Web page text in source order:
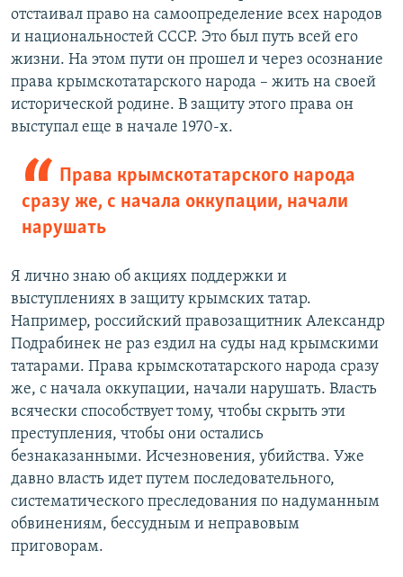
отстаивал право на самоопределение всех народов
и национальностей СССР. Это был путь всей его
жизни. На этом пути он прошел и через осознание
права крымскотатарского народа – жить на своей
исторической родине. В защиту этого права он
выступал еще в начале 1970-х.
Права крымскотатарского народа
сразу же, с начала оккупации, начали
нарушать
Я лично знаю об акциях поддержки и
выступлениях в защиту крымских татар.
Например, российский правозащитник Александр
Подрабинек не раз ездил на суды над крымскими
татарами. Права крымскотатарского народа сразу
же, с начала оккупации, начали нарушать. Власть
всячески способствует тому, чтобы скрыть эти
преступления, чтобы они остались
безнаказанными. Исчезновения, убийства. Уже
давно власть идет путем последовательного,
систематического преследования по надуманным
обвинениям, бессудным и неправовым
приговорам.